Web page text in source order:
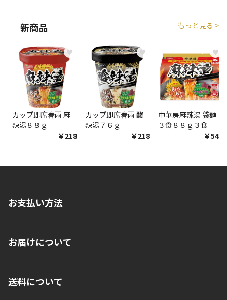
新商品 もっと見る >
♥
カップ即席春雨 麻
辣湯８８ｇ
￥218
♥
カップ即席春雨 酸
辣湯７６ｇ
￥218
♥
中華房麻辣湯 袋麺
３食８８ｇ３食
￥548
お支払い方法
いいただくことはできません。ご了承ください。
■代金引換(代引)※手数料がかかります
お届けについて
ご注文が確認出来次第、1～4営業日に発送いたします。「お取り
送料について